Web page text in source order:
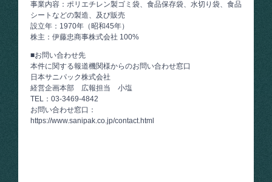
事業内容：ポリエチレン製ゴミ袋、食品保存袋、水切り袋、食品
シートなどの製造、及び販売
設立年：1970年（昭和45年）
株主：伊藤忠商事株式会社 100%
■お問い合わせ先
本件に関する報道機関様からのお問い合わせ窓口
日本サニパック株式会社
経営企画本部 広報担当 小塩
TEL：03-3469-4842
お問い合わせ窓口：
https://www.sanipak.co.jp/contact.html